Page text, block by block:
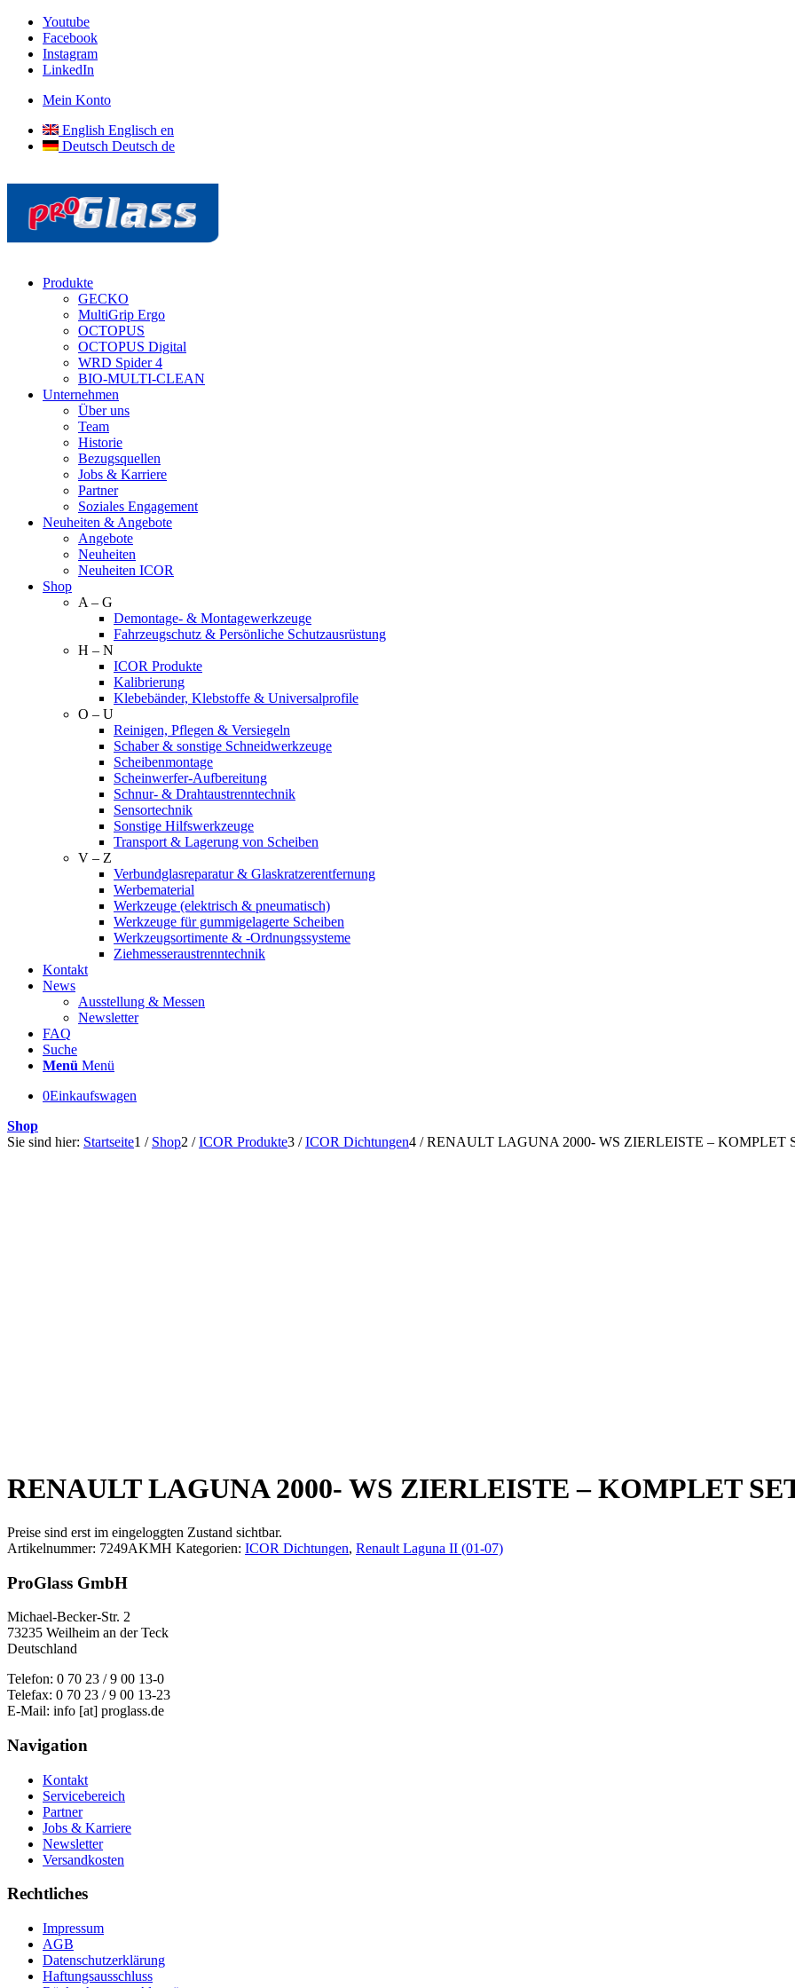
Youtube
Facebook
Instagram
LinkedIn
Mein Konto
English Englisch en
Deutsch Deutsch de
Produkte
GECKO
MultiGrip Ergo
OCTOPUS
OCTOPUS Digital
WRD Spider 4
BIO-MULTI-CLEAN
Unternehmen
Über uns
Team
Historie
Bezugsquellen
Jobs & Karriere
Partner
Soziales Engagement
Neuheiten & Angebote
Angebote
Neuheiten
Neuheiten ICOR
Shop
A – G
Demontage- & Montagewerkzeuge
Fahrzeugschutz & Persönliche Schutzausrüstung
H – N
ICOR Produkte
Kalibrierung
Klebebänder, Klebstoffe & Universalprofile
O – U
Reinigen, Pflegen & Versiegeln
Schaber & sonstige Schneidwerkzeuge
Scheibenmontage
Scheinwerfer-Aufbereitung
Schnur- & Drahtaustrenntechnik
Sensortechnik
Sonstige Hilfswerkzeuge
Transport & Lagerung von Scheiben
V – Z
Verbundglasreparatur & Glaskratzerentfernung
Werbematerial
Werkzeuge (elektrisch & pneumatisch)
Werkzeuge für gummigelagerte Scheiben
Werkzeugsortimente & -Ordnungssysteme
Ziehmesseraustrenntechnik
Kontakt
News
Ausstellung & Messen
Newsletter
FAQ
Suche
Menü Menü
0Einkaufswagen
Shop
Sie sind hier: Startseite1 / Shop2 / ICOR Produkte3 / ICOR Dichtungen4 / RENAULT LAGUNA 2000- WS ZIERLEISTE – KOMPLET
RENAULT LAGUNA 2000- WS ZIERLEISTE – KOMPLET
Preise sind erst im eingeloggten Zustand sichtbar.
Artikelnummer: 7249AKMH Kategorien: ICOR Dichtungen, Renault Laguna II (01-07)
ProGlass GmbH
Michael-Becker-Str. 2
73235 Weilheim an der Teck
Deutschland
Telefon: 0 70 23 / 9 00 13-0
Telefax: 0 70 23 / 9 00 13-23
E-Mail: info [at] proglass.de
Navigation
Kontakt
Servicebereich
Partner
Jobs & Karriere
Newsletter
Versandkosten
Rechtliches
Impressum
AGB
Datenschutzerklärung
Haftungsausschluss